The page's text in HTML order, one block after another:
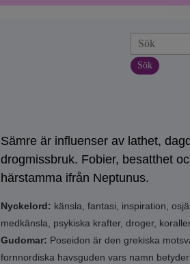
Sök
Sämre är influenser av lathet,
drogmissbruk. Fobier, besatthet
härstamma ifrån Neptunus.
Nyckelord: känsla, fantasi, inspiration,
medkänsla, psykiska krafter, droger,
Gudomar: Poseidon är den grekiska
fornnordiska havsguden vars namn